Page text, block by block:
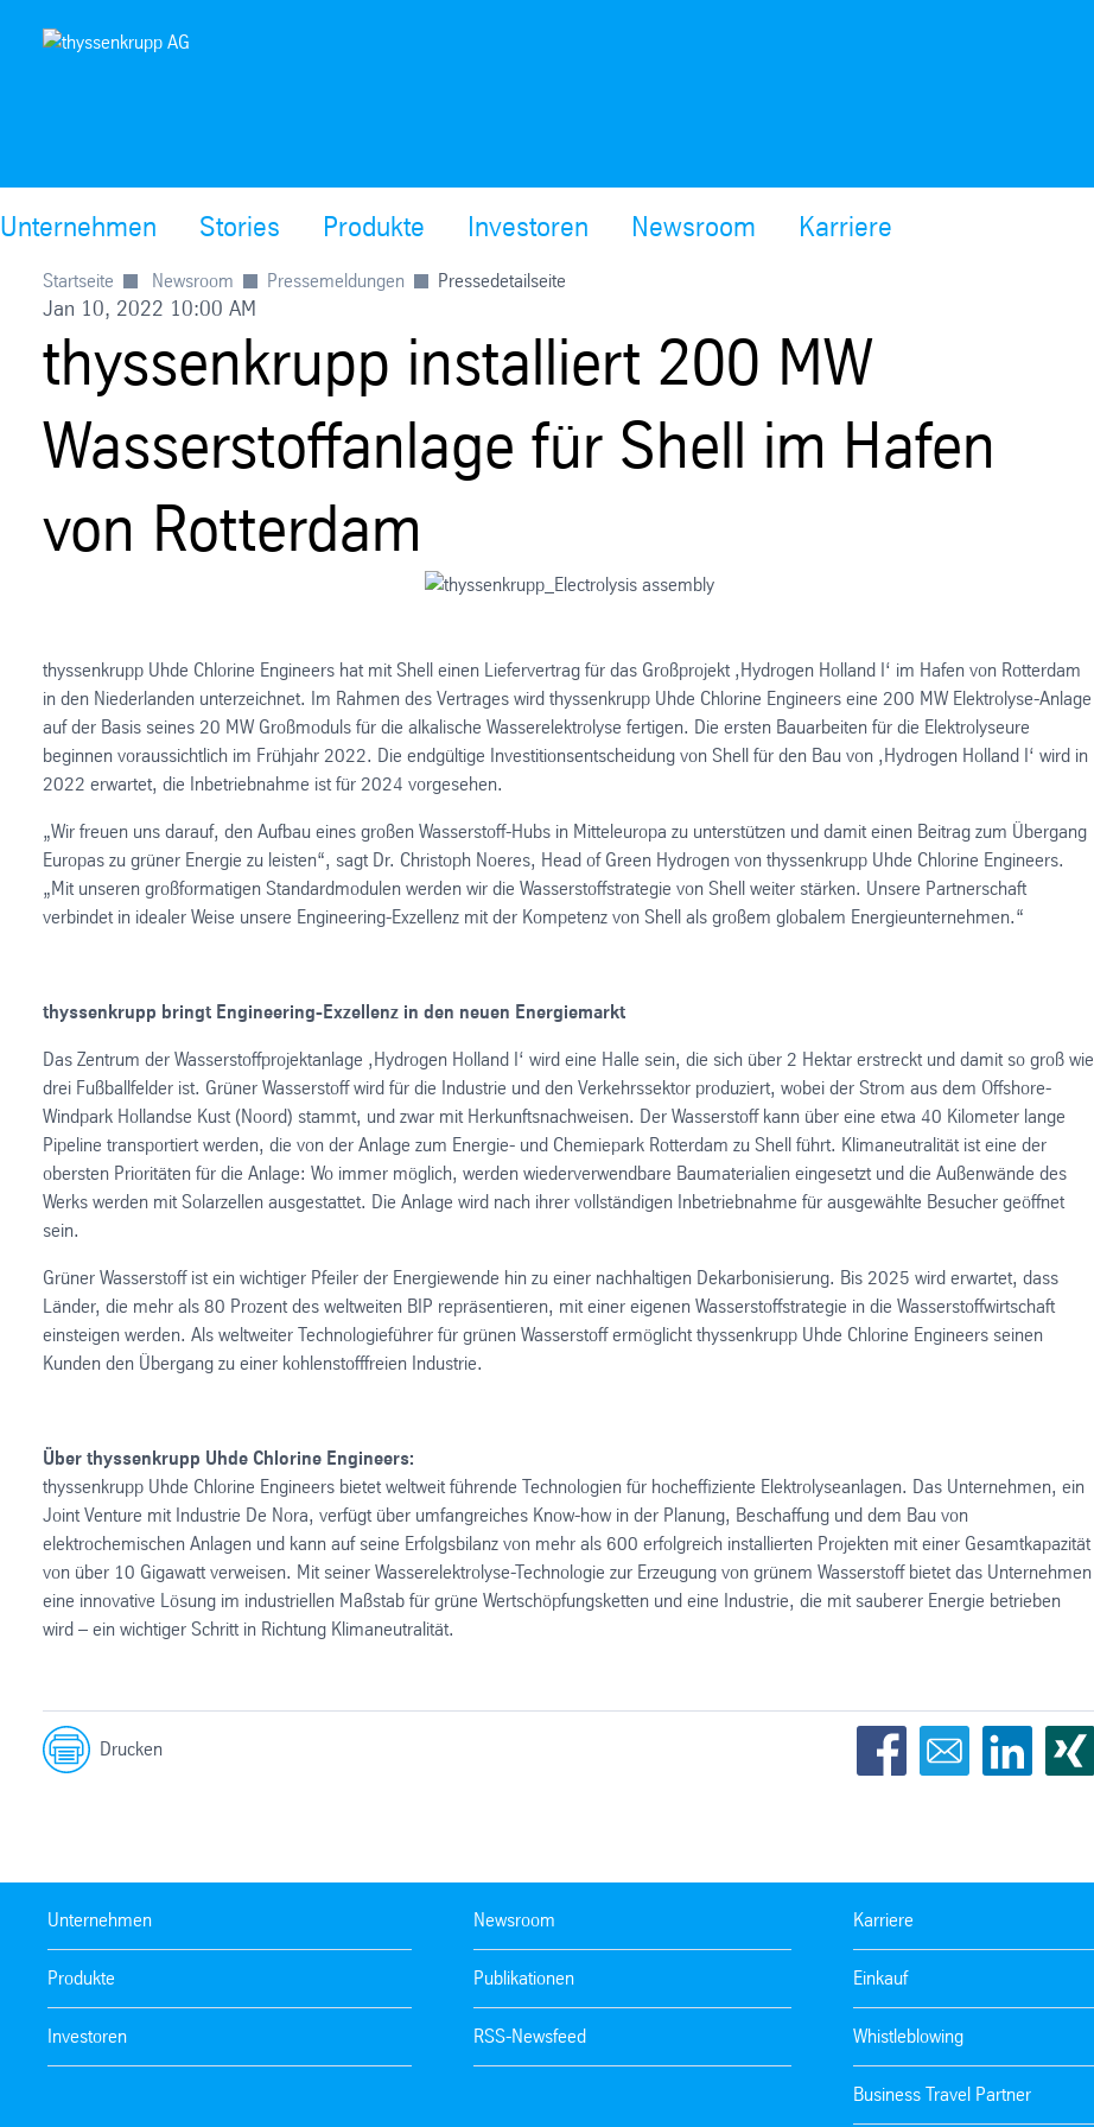
Unternehmen Stories Produkte Investoren Newsroom Karriere
Startseite Newsroom Pressemeldungen Pressedetailseite
Jan 10, 2022 10:00 AM
thyssenkrupp installiert 200 MW
Wasserstoffanlage für Shell im Hafen
von Rotterdam
thyssenkrupp Uhde Chlorine Engineers hat mit Shell einen Liefervertrag für das Großprojekt ‚Hydrogen Holland I‘ im Hafen von Rotterdam
in den Niederlanden unterzeichnet. Im Rahmen des Vertrages wird thyssenkrupp Uhde Chlorine Engineers eine 200 MW Elektrolyse-Anlage
auf der Basis seines 20 MW Großmoduls für die alkalische Wasserelektrolyse fertigen. Die ersten Bauarbeiten für die Elektrolyseure
beginnen voraussichtlich im Frühjahr 2022. Die endgültige Investitionsentscheidung von Shell für den Bau von ‚Hydrogen Holland I‘ wird in
2022 erwartet, die Inbetriebnahme ist für 2024 vorgesehen.
„Wir freuen uns darauf, den Aufbau eines großen Wasserstoff-Hubs in Mitteleuropa zu unterstützen und damit einen Beitrag zum Übergang
Europas zu grüner Energie zu leisten“, sagt Dr. Christoph Noeres, Head of Green Hydrogen von thyssenkrupp Uhde Chlorine Engineers.
„Mit unseren großformatigen Standardmodulen werden wir die Wasserstoffstrategie von Shell weiter stärken. Unsere Partnerschaft
verbindet in idealer Weise unsere Engineering-Exzellenz mit der Kompetenz von Shell als großem globalem Energieunternehmen.“
thyssenkrupp bringt Engineering-Exzellenz in den neuen Energiemarkt
Das Zentrum der Wasserstoffprojektanlage ‚Hydrogen Holland I‘ wird eine Halle sein, die sich über 2 Hektar erstreckt und damit so groß wie
drei Fußballfelder ist. Grüner Wasserstoff wird für die Industrie und den Verkehrssektor produziert, wobei der Strom aus dem Offshore-
Windpark Hollandse Kust (Noord) stammt, und zwar mit Herkunftsnachweisen. Der Wasserstoff kann über eine etwa 40 Kilometer lange
Pipeline transportiert werden, die von der Anlage zum Energie- und Chemiepark Rotterdam zu Shell führt. Klimaneutralität ist eine der
obersten Prioritäten für die Anlage: Wo immer möglich, werden wiederverwendbare Baumaterialien eingesetzt und die Außenwände des
Werks werden mit Solarzellen ausgestattet. Die Anlage wird nach ihrer vollständigen Inbetriebnahme für ausgewählte Besucher geöffnet
sein.
Grüner Wasserstoff ist ein wichtiger Pfeiler der Energiewende hin zu einer nachhaltigen Dekarbonisierung. Bis 2025 wird erwartet, dass
Länder, die mehr als 80 Prozent des weltweiten BIP repräsentieren, mit einer eigenen Wasserstoffstrategie in die Wasserstoffwirtschaft
einsteigen werden. Als weltweiter Technologieführer für grünen Wasserstoff ermöglicht thyssenkrupp Uhde Chlorine Engineers seinen
Kunden den Übergang zu einer kohlenstofffreien Industrie.
Über thyssenkrupp Uhde Chlorine Engineers:
thyssenkrupp Uhde Chlorine Engineers bietet weltweit führende Technologien für hocheffiziente Elektrolyseanlagen. Das Unternehmen, ein
Joint Venture mit Industrie De Nora, verfügt über umfangreiches Know-how in der Planung, Beschaffung und dem Bau von
elektrochemischen Anlagen und kann auf seine Erfolgsbilanz von mehr als 600 erfolgreich installierten Projekten mit einer Gesamtkapazität
von über 10 Gigawatt verweisen. Mit seiner Wasserelektrolyse-Technologie zur Erzeugung von grünem Wasserstoff bietet das Unternehmen
eine innovative Lösung im industriellen Maßstab für grüne Wertschöpfungsketten und eine Industrie, die mit sauberer Energie betrieben
wird – ein wichtiger Schritt in Richtung Klimaneutralität.
Drucken
Unternehmen
Produkte
Investoren
Newsroom
Publikationen
RSS-Newsfeed
Karriere
Einkauf
Whistleblowing
Business Travel Partner